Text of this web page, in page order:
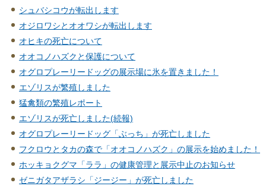
シュバシコウが転出します
オジロワシとオオワシが転出します
オヒキの死亡について
オオコノハズクと保護について
オグロプレーリードッグの展示場に氷を置きました！
エゾリスが繁殖しました
猛禽類の繁殖レポート
エゾリスが死亡しました(続報)
オグロプレーリードッグ「ぶっち」が死亡しました
フクロウとタカの森で「オオコノハズク」の展示を始めました！
ホッキョクグマ「ララ」の健康管理と展示中止のお知らせ
ゼニガタアザラシ「ジージー」が死亡しました